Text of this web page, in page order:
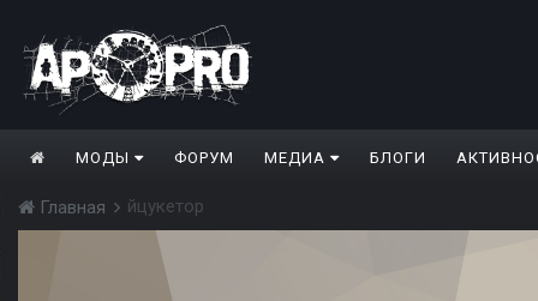
МОДЫ ФОРУМ МЕДИА БЛОГИ
Главная йцукетор